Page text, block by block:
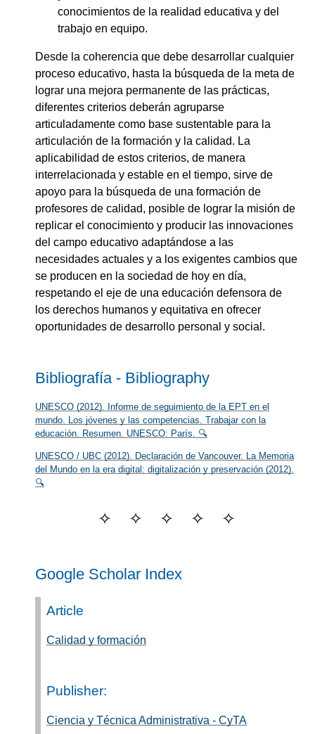
conocimientos de la realidad educativa y del
trabajo en equipo.
Desde la coherencia que debe desarrollar cualquier
proceso educativo, hasta la búsqueda de la meta de
lograr una mejora permanente de las prácticas,
diferentes criterios deberán agruparse
articuladamente como base sustentable para la
articulación de la formación y la calidad. La
aplicabilidad de estos criterios, de manera
interrelacionada y estable en el tiempo, sirve de
apoyo para la búsqueda de una formación de
profesores de calidad, posible de lograr la misión de
replicar el conocimiento y producir las innovaciones
del campo educativo adaptándose a las
necesidades actuales y a los exigentes cambios que
se producen en la sociedad de hoy en día,
respetando el eje de una educación defensora de
los derechos humanos y equitativa en ofrecer
oportunidades de desarrollo personal y social.
Bibliografía - Bibliography
UNESCO (2012). Informe de seguimiento de la EPT en el
mundo. Los jóvenes y las competencias. Trabajar con la
educación. Resumen. UNESCO: París. 🔍
UNESCO / UBC (2012). Declaración de Vancouver. La Memoria
del Mundo en la era digital: digitalización y preservación (2012).
🔍
Google Scholar Index
Article
Calidad y formación
Publisher:
Ciencia y Técnica Administrativa - CyTA